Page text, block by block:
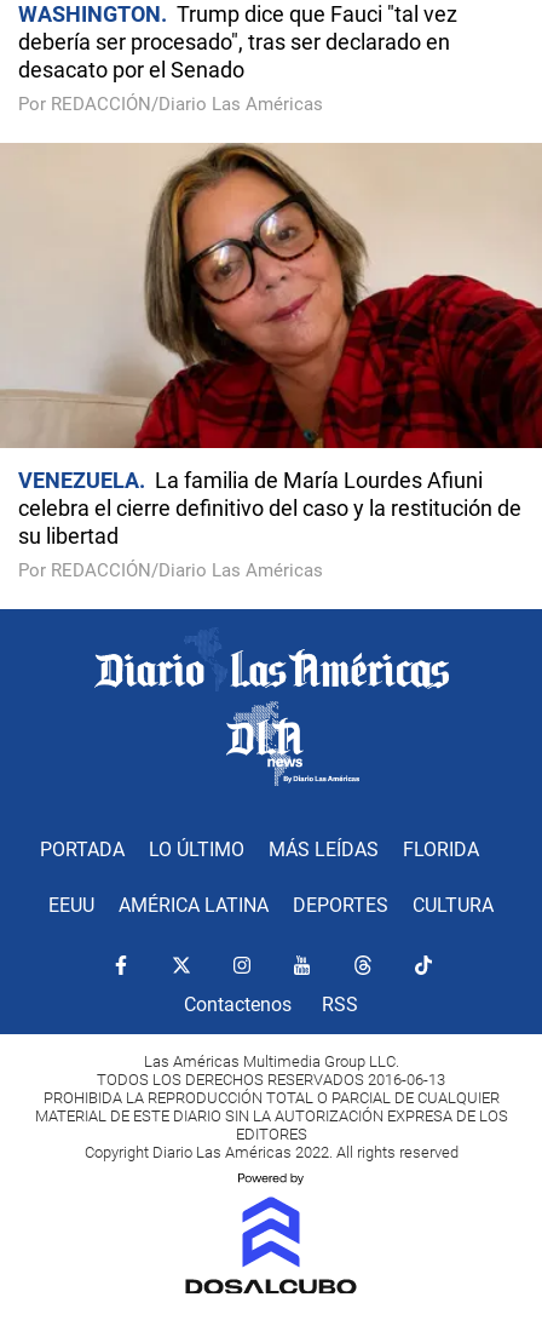
WASHINGTON
Trump dice que Fauci "tal vez
debería ser procesado", tras ser declarado en
desacato por el Senado
Por REDACCIÓN/Diario Las Américas
VENEZUELA
La familia de María Lourdes Afiuni
celebra el cierre definitivo del caso y la restitución de
su libertad
Por REDACCIÓN/Diario Las Américas
PORTADA LO ÚLTIMO MÁS LEÍDAS FLORIDA
EEUU AMÉRICA LATINA DEPORTES CULTURA
Contactenos RSS
Las Américas Multimedia Group LLC.
TODOS LOS DERECHOS RESERVADOS 2016-06-13
PROHIBIDA LA REPRODUCCIÓN TOTAL O PARCIAL DE CUALQUIER
MATERIAL DE ESTE DIARIO SIN LA AUTORIZACIÓN EXPRESA DE LOS
EDITORES
Copyright Diario Las Américas 2022. All rights reserved